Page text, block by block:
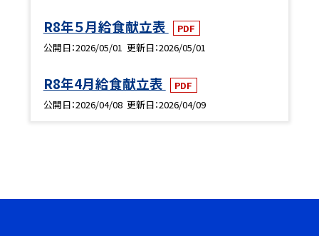
R8年５月給食献立表
PDF
公開日 2026/05/01 更新日 2026/05/01
R8年4月給食献立表
PDF
公開日 2026/04/08 更新日 2026/04/09